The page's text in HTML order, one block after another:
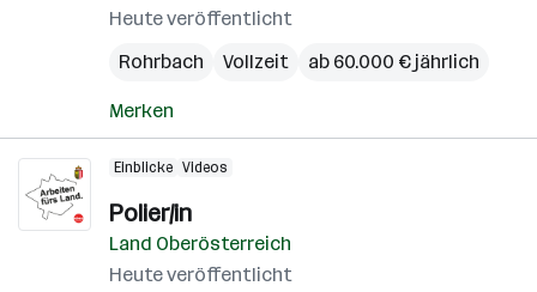
Heute veröffentlicht
Rohrbach
Vollzeit ab 60.000 € jährlich
Merken
Einblicke Videos
Polier/in
Land Oberösterreich
Heute veröffentlicht